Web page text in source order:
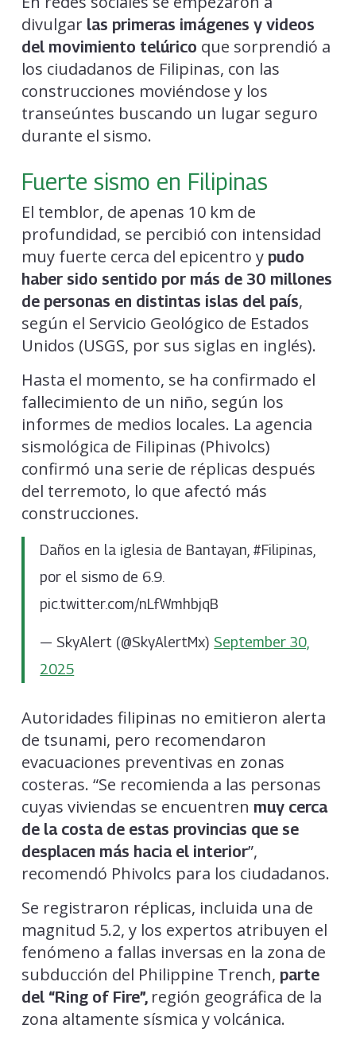
divulgar las primeras imágenes y videos
del movimiento telúrico que sorprendió a
los ciudadanos de Filipinas, con las
construcciones moviéndose y los
transeúntes buscando un lugar seguro
durante el sismo.
Fuerte sismo en Filipinas
El temblor, de apenas 10 km de
profundidad, se percibió con intensidad
muy fuerte cerca del epicentro y pudo
haber sido sentido por más de 30 millones
de personas en distintas islas del país,
según el Servicio Geológico de Estados
Unidos (USGS, por sus siglas en inglés).
Hasta el momento, se ha confirmado el
fallecimiento de un niño, según los
informes de medios locales. La agencia
sismológica de Filipinas (Phivolcs)
confirmó una serie de réplicas después
del terremoto, lo que afectó más
construcciones.
Daños en la iglesia de Bantayan, #Filipinas,
por el sismo de 6.9.
pic.twitter.com/nLfWmhbjqB
— SkyAlert (@SkyAlertMx)September 30,
2025
Autoridades filipinas no emitieron alerta
de tsunami, pero recomendaron
evacuaciones preventivas en zonas
costeras. “Se recomienda a las personas
cuyas viviendas se encuentren muy cerca
de la costa de estas provincias que se
desplacen más hacia el interior”,
recomendó Phivolcs para los ciudadanos.
Se registraron réplicas, incluida una de
magnitud 5.2, y los expertos atribuyen el
fenómeno a fallas inversas en la zona de
subducción del Philippine Trench, parte
del “Ring of Fire”, región geográfica de la
zona altamente sísmica y volcánica.